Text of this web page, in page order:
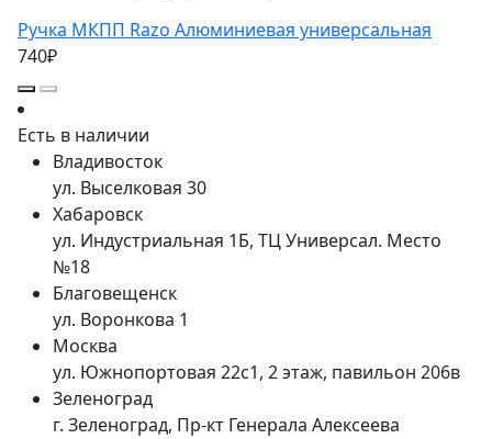
Ручка МКПП Razo Алюминиевая универсальная
740₽
Есть в наличии
Владивосток
ул. Выселковая 30
Хабаровск
ул. Индустриальная 1Б, ТЦ Универсал. Место
№18
Благовещенск
ул. Воронкова 1
Москва
ул. Южнопортовая 22с1, 2 этаж, павильон 206в
Зеленоград
г. Зеленоград, Пр-кт Генерала Алексеева